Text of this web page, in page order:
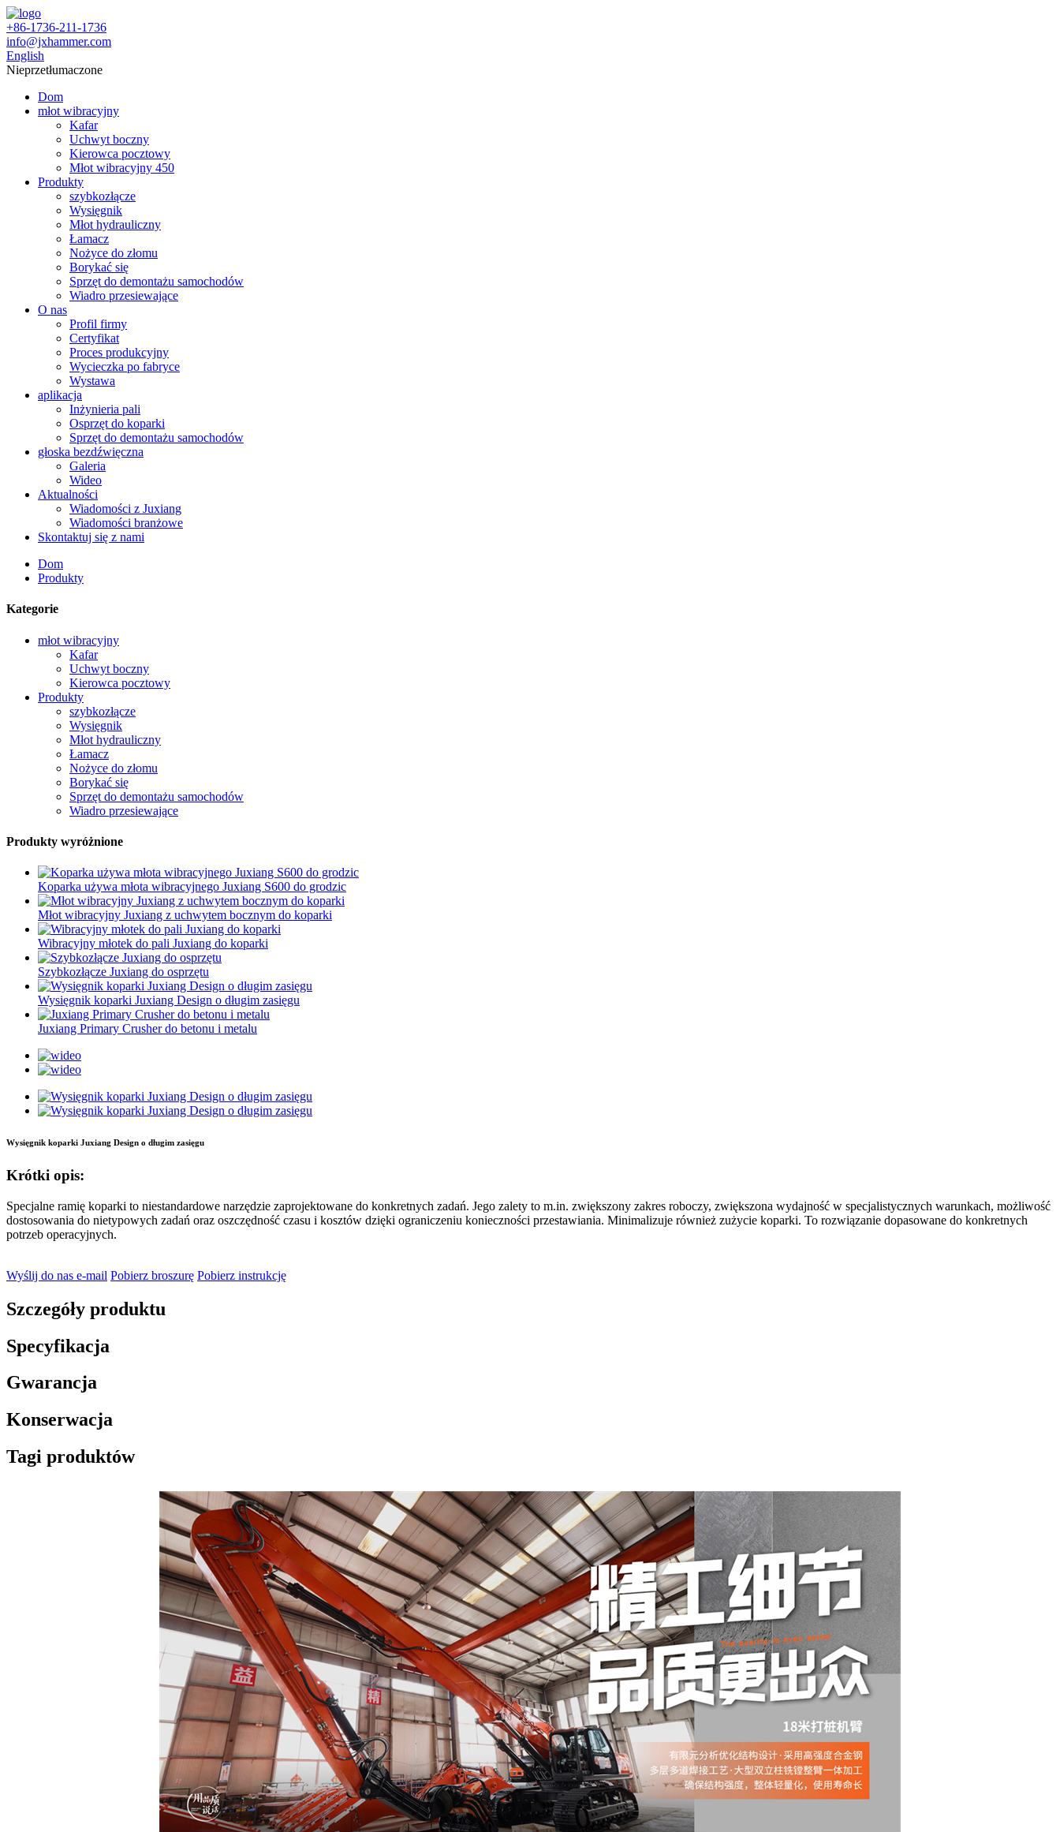
+86-1736-211-1736
info@jxhammer.com
English
Nieprzetłumaczone
Dom
młot wibracyjny
Kafar
Uchwyt boczny
Kierowca pocztowy
Młot wibracyjny 450
Produkty
szybkozłącze
Wysięgnik
Młot hydrauliczny
Łamacz
Nożyce do złomu
Borykać się
Sprzęt do demontażu samochodów
Wiadro przesiewające
O nas
Profil firmy
Certyfikat
Proces produkcyjny
Wycieczka po fabryce
Wystawa
aplikacja
Inżynieria pali
Osprzęt do koparki
Sprzęt do demontażu samochodów
głoska bezdźwięczna
Galeria
Wideo
Aktualności
Wiadomości z Juxiang
Wiadomości branżowe
Skontaktuj się z nami
Dom
Produkty
Kategorie
młot wibracyjny
Kafar
Uchwyt boczny
Kierowca pocztowy
Produkty
szybkozłącze
Wysięgnik
Młot hydrauliczny
Łamacz
Nożyce do złomu
Borykać się
Sprzęt do demontażu samochodów
Wiadro przesiewające
Produkty wyróżnione
Koparka używa młota wibracyjnego Juxiang S600 do grodzic
Młot wibracyjny Juxiang z uchwytem bocznym do koparki
Wibracyjny młotek do pali Juxiang do koparki
Szybkozłącze Juxiang do osprzętu
Wysięgnik koparki Juxiang Design o długim zasięgu
Juxiang Primary Crusher do betonu i metalu
Wysięgnik koparki Juxiang Design o długim zasięgu
Krótki opis:
Specjalne ramię koparki to niestandardowe narzędzie zaprojektowane do konkretnych zadań. Jego zalety to m.in. zwiększony zakres roboczy, zwiększona wydajność w specjalistycznych warunkach, możliwość
dostosowania do nietypowych zadań oraz oszczędność czasu i kosztów dzięki ograniczeniu konieczności przestawiania. Minimalizuje również zużycie koparki. To rozwiązanie dopasowane do konkretnych
potrzeb operacyjnych.
Wyślij do nas e-mail Pobierz broszurę Pobierz instrukcję
Szczegóły produktu
Specyfikacja
Gwarancja
Konserwacja
Tagi produktów